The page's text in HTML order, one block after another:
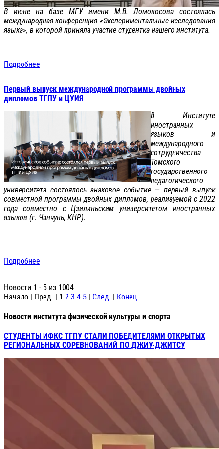
В июне на базе МГУ имени М.В. Ломоносова состоялась
международная конференция «Экспериментальные исследования
языка», в которой приняла участие студентка нашего института.
Подробнее
Первый выпуск международной программы двойных
дипломов ТГПУ и ЦУИЯ
В Институте
иностранных
языков и
международного
сотрудничества
Томского
государственного
педагогического
университета состоялось знаковое событие — первый выпуск
совместной программы двойных дипломов, реализуемой с 2022
года совместно с Цзилиньским университетом иностранных
языков (г. Чанчунь, КНР).
Подробнее
Новости 1 - 5 из 1004
Начало | Пред. | 1 2 3 4 5 | След. | Конец
Новости института физической культуры и спорта
СТУДЕНТЫ ИФКС ТГПУ СТАЛИ ПОБЕДИТЕЛЯМИ ОТКРЫТЫХ
РЕГИОНАЛЬНЫХ СОРЕВНОВАНИЙ ПО ДЖИУ-ДЖИТСУ